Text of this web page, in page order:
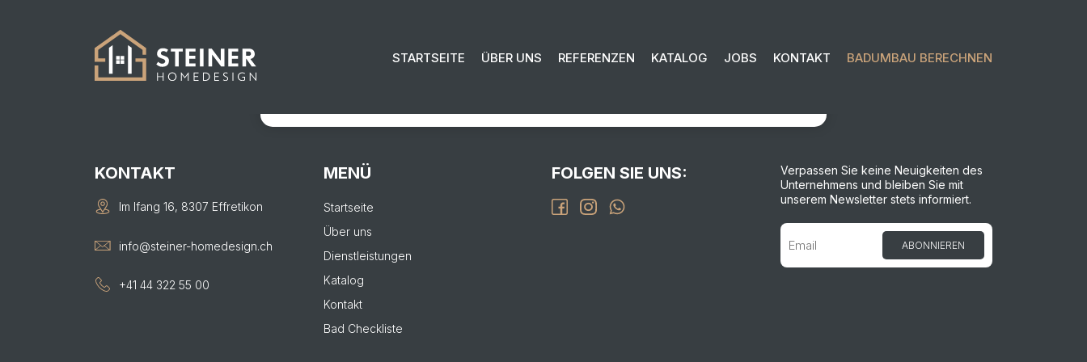
STARTSEITE ÜBER UNS REFERENZEN KATALOG JOBS KONTAKT BADUMBAU BERECHNEN
KONTAKTIEREN SIE UNS FÜR IHR PROJEKT:
KONTAKT
Im Ifang 16, 8307 Effretikon
info@steiner-homedesign.ch
+41 44 322 55 00
MENÜ
Startseite
Über uns
Dienstleistungen
Katalog
Kontakt
Bad Checkliste
FOLGEN SIE UNS:
Verpassen Sie keine Neuigkeiten des
Unternehmens und bleiben Sie mit
unserem Newsletter stets informiert.